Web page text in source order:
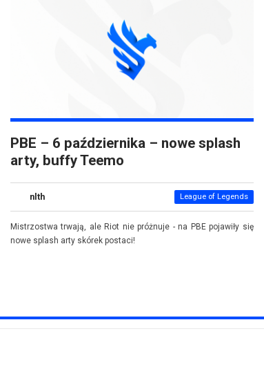
PBE – 6 października – nowe splash
arty, buffy Teemo
nlth League of Legends
Mistrzostwa trwają, ale Riot nie próżnuje - na PBE pojawiły się
nowe splash arty skórek postaci!